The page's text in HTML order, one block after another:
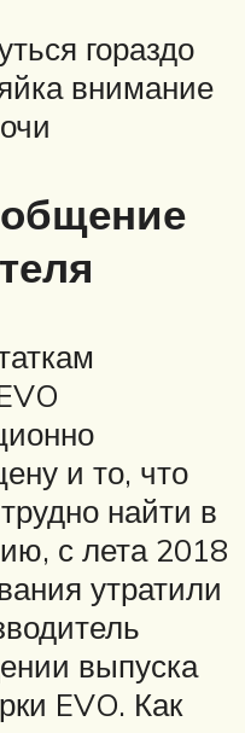
гораздо
внимание
и то, что
найти в
с лета 2018
утратили
выпуска
EVO. Как